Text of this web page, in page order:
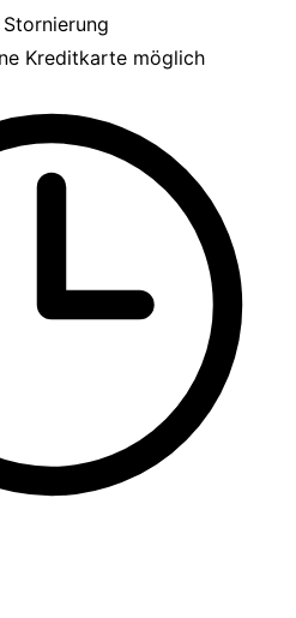
Kreditkarte möglich